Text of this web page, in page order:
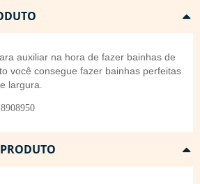
auxiliar na hora de fazer bainhas de
você consegue fazer bainhas perfeitas
largura.